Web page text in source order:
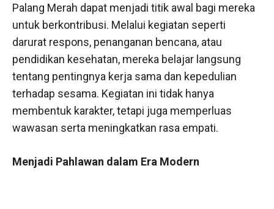
Palang Merah dapat menjadi titik awal bagi mereka
untuk berkontribusi. Melalui kegiatan seperti
darurat respons, penanganan bencana, atau
pendidikan kesehatan, mereka belajar langsung
tentang pentingnya kerja sama dan kepedulian
terhadap sesama. Kegiatan ini tidak hanya
membentuk karakter, tetapi juga memperluas
wawasan serta meningkatkan rasa empati.
Menjadi Pahlawan dalam Era Modern